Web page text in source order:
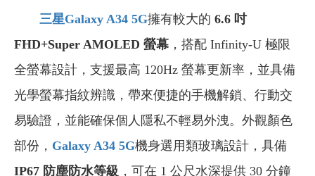
三星Galaxy A34 5G擁有較大的 6.6 吋
FHD+Super AMOLED 螢幕 ，搭配 Infinity-U 極限
全螢幕設計，支援最高 120Hz 螢幕更新率，並具備
光學螢幕指紋辨識，帶來便捷的手機解鎖、行動交
易驗證，並能確保個人隱私不輕易外洩。外觀顏色
部份， Galaxy A34 5G機身選用類玻璃設計，具備
IP67 防塵防水等級 ，可在 1 公尺水深提供 30 分鐘